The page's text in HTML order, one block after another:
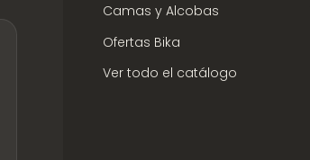
Camas y Alcobas
Ofertas Bika
Ver todo el catálogo